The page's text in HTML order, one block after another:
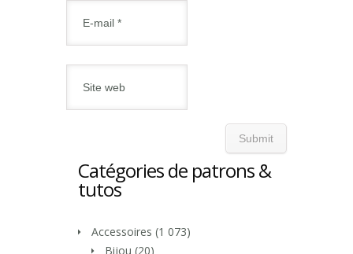
Catégories de patrons &
tutos
Accessoires (1 073)
Bijou (20)